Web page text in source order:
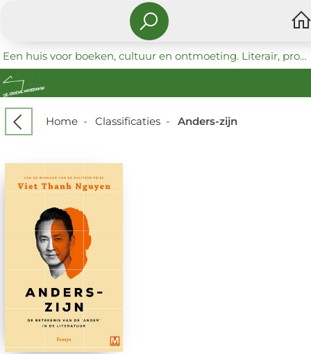
Een huis voor boeken, cultuur en ontmoeting. Literair, progressief en coöperatief.
Home- Classificaties- Anders-zijn